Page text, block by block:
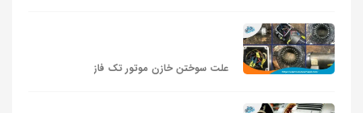
علت سوختن خازن موتور تک فاز